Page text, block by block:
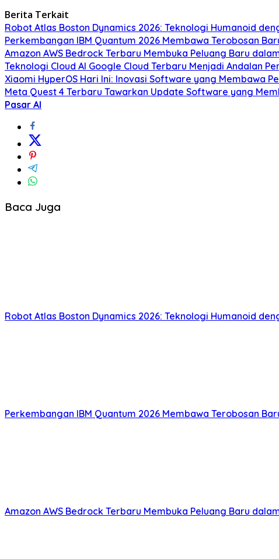
Berita Terkait
Robot Atlas Boston Dynamics 2026: Teknologi Humanoid
Perkembangan IBM Quantum 2026 Membawa Terobosan
Amazon AWS Bedrock Terbaru Membuka Peluang Baru
Teknologi Cloud AI Google Cloud Terbaru Menjadi Andalan
Xiaomi HyperOS Hari Ini: Inovasi Software yang Membawa
Meta Quest 4 Terbaru Tawarkan Update Software yang
Pasar AI
Baca Juga
Robot Atlas Boston Dynamics 2026: Teknologi Humanoid
Perkembangan IBM Quantum 2026 Membawa Terobosan
Amazon AWS Bedrock Terbaru Membuka Peluang Baru